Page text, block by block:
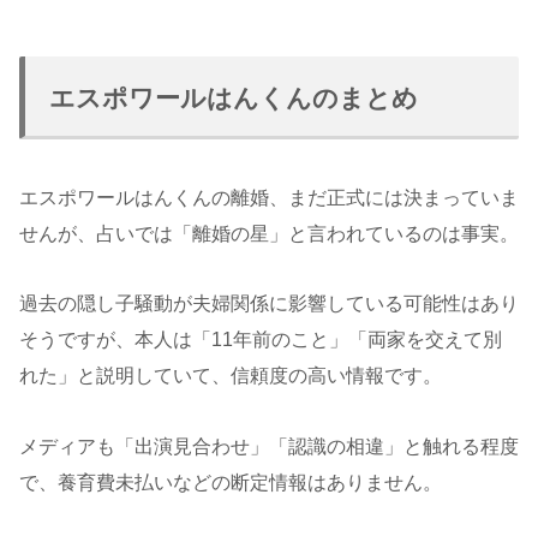
エスポワールはんくんのまとめ
エスポワールはんくんの離婚、まだ正式には決まっていま
せんが、占いでは「離婚の星」と言われているのは事実。
過去の隠し子騒動が夫婦関係に影響している可能性はあり
そうですが、本人は「11年前のこと」「両家を交えて別
れた」と説明していて、信頼度の高い情報です。
メディアも「出演見合わせ」「認識の相違」と触れる程度
で、養育費未払いなどの断定情報はありません。